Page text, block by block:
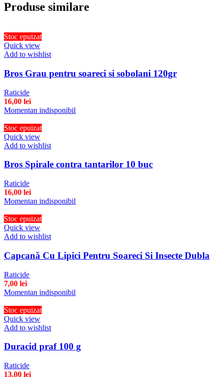
Produse similare
Stoc epuizat
Quick view
Add to wishlist
Bros Grau pentru soareci si sobolani 120gr
Raticide
16,00 lei
Momentan indisponibil
Stoc epuizat
Quick view
Add to wishlist
Bros Spirale contra tantarilor 10 buc
Raticide
16,00 lei
Momentan indisponibil
Stoc epuizat
Quick view
Add to wishlist
Capcană Cu Lipici Pentru Soareci Si Insecte Dubla
Raticide
7,00 lei
Momentan indisponibil
Stoc epuizat
Quick view
Add to wishlist
Duracid praf 100 g
Raticide
13,00 lei